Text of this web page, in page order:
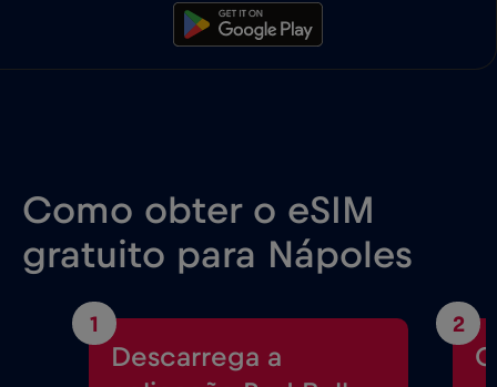
Como obter o eSIM
gratuito para Nápoles
1
Descarrega a
2